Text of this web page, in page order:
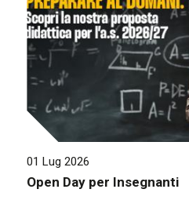
01 Lug 2026
Open Day per Insegnanti